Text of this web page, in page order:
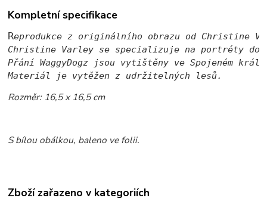
Kompletní specifikace
Reprodukce z originálního obrazu od Christine
Christine Varley se specializuje na portréty
Přání WaggyDogz jsou vytištěny ve Spojeném
Materiál je vytěžen z udržitelných lesů.
Rozměr: 16,5 x 16,5 cm
S bílou obálkou, baleno ve folii.
Zboží zařazeno v kategoriích